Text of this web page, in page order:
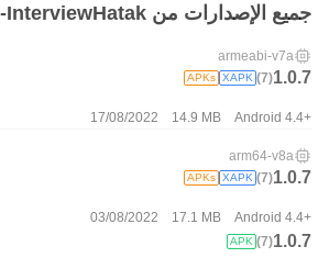
جميع الإصدارات من InterviewHatak-انترفيوهاتك 1.0.7
armeabi-v7a
1.0.7
(7)
XAPK
APKs
17/08/2022 14.9 MB Android 4.4+
arm64-v8a
1.0.7
(7)
XAPK
APKs
03/08/2022 17.1 MB Android 4.4+
1.0.7
(7)
APK